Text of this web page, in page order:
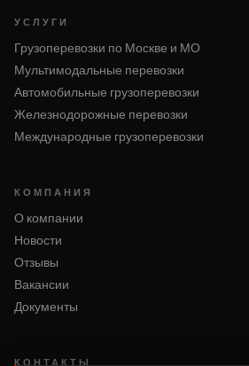
УСЛУГИ
Грузоперевозки по Москве и МО
Мультимодальные перевозки
Автомобильные грузоперевозки
Железнодорожные перевозки
Международные грузоперевозки
КОМПАНИЯ
О компании
Новости
Отзывы
Вакансии
Документы
КОНТАКТЫ